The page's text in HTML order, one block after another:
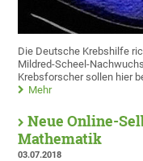
Die Deutsche Krebshilfe
Mildred-Scheel-
Krebsforscher sollen hier
Mehr
Neue Online-
Mathematik
03.07.2018